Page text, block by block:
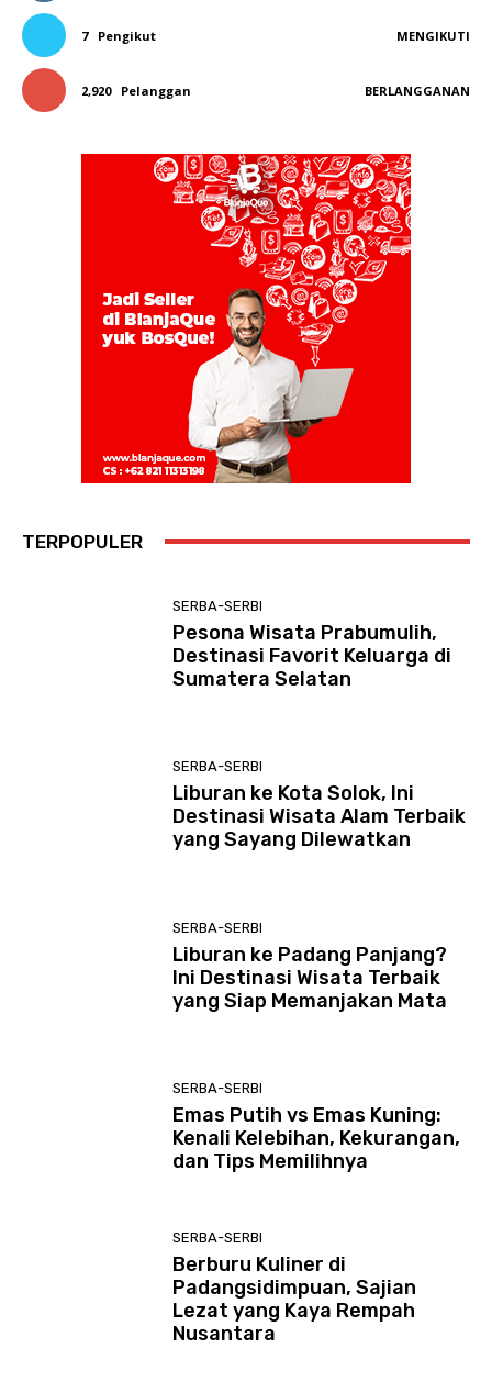
7 Pengikut MENGIKUTI
2,920 Pelanggan BERLANGGANAN
TERPOPULER
SERBA-SERBI
Pesona Wisata Prabumulih,
Destinasi Favorit Keluarga di
Sumatera Selatan
SERBA-SERBI
Liburan ke Kota Solok, Ini
Destinasi Wisata Alam Terbaik
yang Sayang Dilewatkan
SERBA-SERBI
Liburan ke Padang Panjang?
Ini Destinasi Wisata Terbaik
yang Siap Memanjakan Mata
SERBA-SERBI
Emas Putih vs Emas Kuning:
Kenali Kelebihan, Kekurangan,
dan Tips Memilihnya
SERBA-SERBI
Berburu Kuliner di
Padangsidimpuan, Sajian
Lezat yang Kaya Rempah
Nusantara